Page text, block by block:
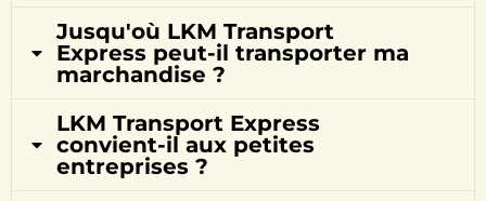
Jusqu'où LKM Transport
Express peut-il transporter ma
marchandise ?
LKM Transport Express
convient-il aux petites
entreprises ?